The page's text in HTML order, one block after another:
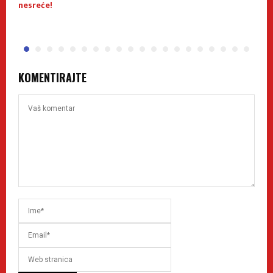
nesreće!
KOMENTIRAJTE